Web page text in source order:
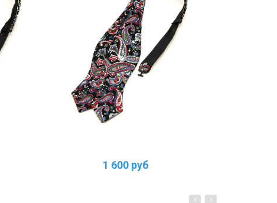
1 600 руб